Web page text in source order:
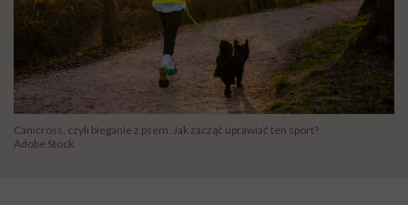
Canicross, czyli bieganie z psem. Jak zacząć uprawiać ten sport?
Adobe Stock